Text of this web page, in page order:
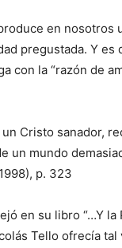
en nosotros
pregustada. Y es
con la “razón de
Cristo sanador,
un mundo
p. 323
en su libro “…Y
Tello ofrecía